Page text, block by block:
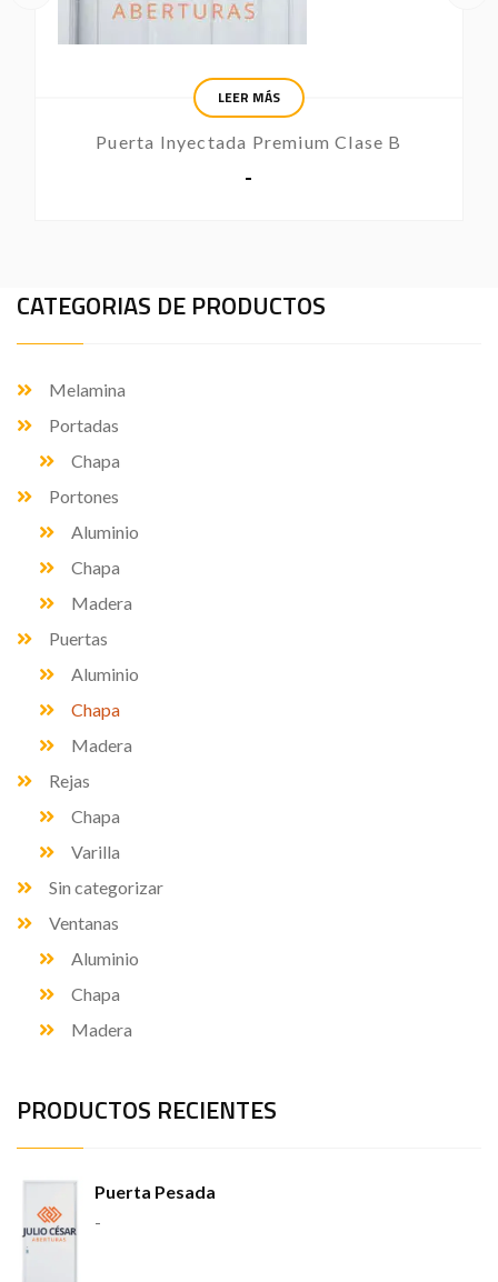
LEER MÁS
Puerta Inyectada Premium Clase B
-
CATEGORIAS DE PRODUCTOS
Melamina
Portadas
Chapa
Portones
Aluminio
Chapa
Madera
Puertas
Aluminio
Chapa
Madera
Rejas
Chapa
Varilla
Sin categorizar
Ventanas
Aluminio
Chapa
Madera
PRODUCTOS RECIENTES
Puerta Pesada
-